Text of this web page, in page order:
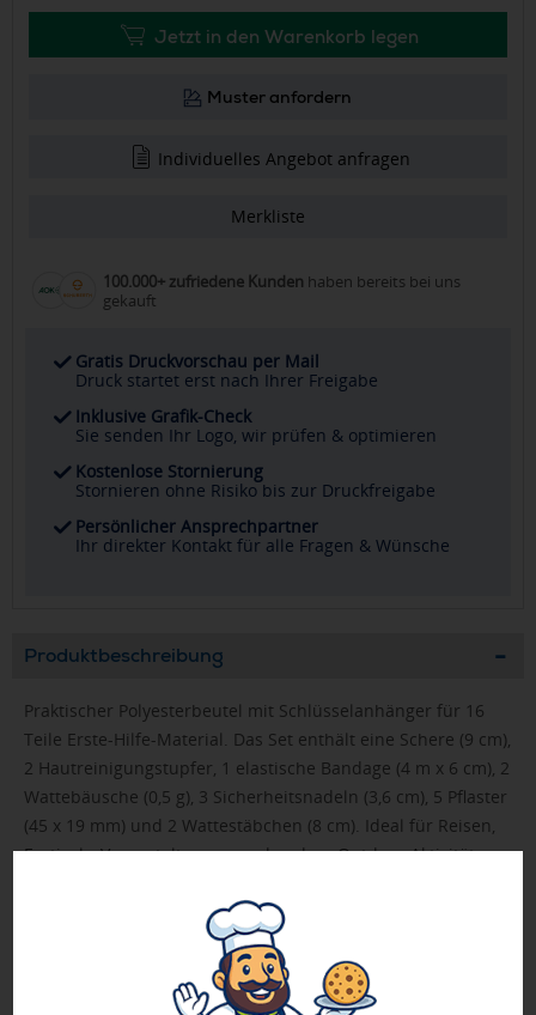
Jetzt in den Warenkorb legen
Muster anfordern
Individuelles Angebot anfragen
Merkliste
100.000+ zufriedene Kunden haben bereits bei uns
gekauft
Gratis Druckvorschau per Mail
Druck startet erst nach Ihrer Freigabe
Inklusive Grafik-Check
Sie senden Ihr Logo, wir prüfen & optimieren
Kostenlose Stornierung
Stornieren ohne Risiko bis zur Druckfreigabe
Persönlicher Ansprechpartner
Ihr direkter Kontakt für alle Fragen & Wünsche
Produktbeschreibung
Praktischer Polyesterbeutel mit Schlüsselanhänger für 16
Teile Erste-Hilfe-Material. Das Set enthält eine Schere (9 cm),
2 Hautreinigungstupfer, 1 elastische Bandage (4 m x 6 cm), 2
Wattebäusche (0,5 g), 3 Sicherheitsnadeln (3,6 cm), 5 Pflaster
(45 x 19 mm) und 2 Wattestäbchen (8 cm). Ideal für Reisen,
Festivals, Veranstaltungen und andere Outdoor-Aktivitäten,
Medizinprodukt und unterliegt 93/42/EWG, je nach
Verwendungszweck: Diagnose, Prävention, Überwachung,
Behandlung oder Linderung von Krankheiten. Dieses
Medizinprodukt gehört zu Klasse I, Is.